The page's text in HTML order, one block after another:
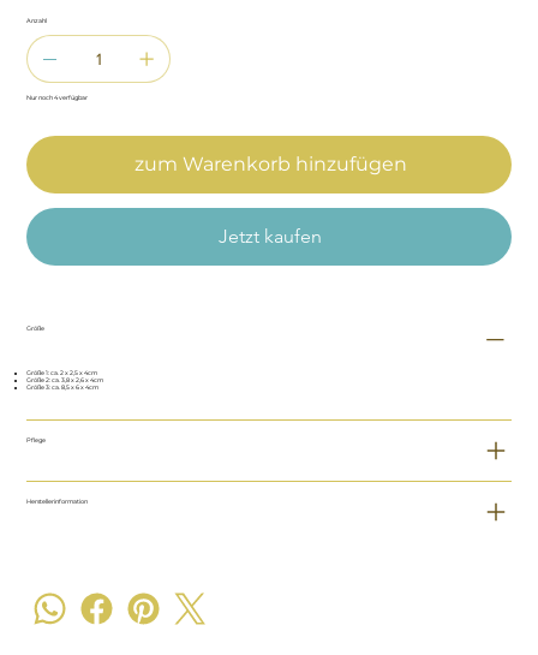
Anzahl
Nur noch 4 verfügbar
zum Warenkorb hinzufügen
Jetzt kaufen
Größe
Größe 1: ca. 2 x 2,5 x 4cm
Größe 2: ca. 3,8 x 2,6 x 4cm
Größe 3: ca. 8,5 x 6 x 4cm
Pflege
Herstellerinformation